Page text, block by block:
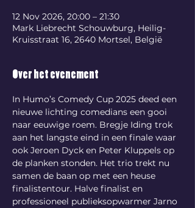
12 Nov 2026, 20:00 – 21:30
Mark Liebrecht Schouwburg, Heilig-
Kruisstraat 16, 2640 Mortsel, België
Over het evenement
In Humo’s Comedy Cup 2025 deed een
nieuwe lichting comedians een gooi
naar eeuwige roem. Bregje Iding trok
aan het langste eind in een finale waar
ook Jeroen Dyck en Peter Kluppels op
de planken stonden. Het trio trekt nu
samen de baan op met een heuse
finalistentour. Halve finalist en
professioneel publieksopwarmer Jarno